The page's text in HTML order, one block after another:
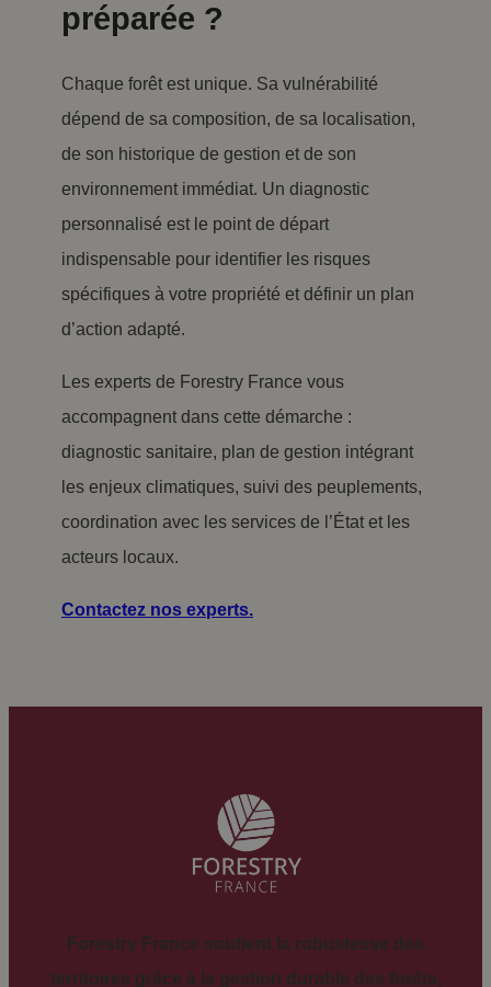
préparée ?
Chaque forêt est unique. Sa vulnérabilité
dépend de sa composition, de sa localisation,
de son historique de gestion et de son
environnement immédiat. Un diagnostic
personnalisé est le point de départ
indispensable pour identifier les risques
spécifiques à votre propriété et définir un plan
d’action adapté.
Les experts de Forestry France vous
accompagnent dans cette démarche :
diagnostic sanitaire, plan de gestion intégrant
les enjeux climatiques, suivi des peuplements,
coordination avec les services de l’État et les
acteurs locaux.
Contactez nos experts.
Forestry France soutient la robustesse des
territoires grâce à la gestion durable des forêts,